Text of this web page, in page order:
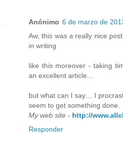
Anónimo 6 de marzo de
Aw, this was a really nice
in writing
like this moreover - taking
an excellent article…
but what can I say… I
seem to get something done.
My web site - http://
Responder